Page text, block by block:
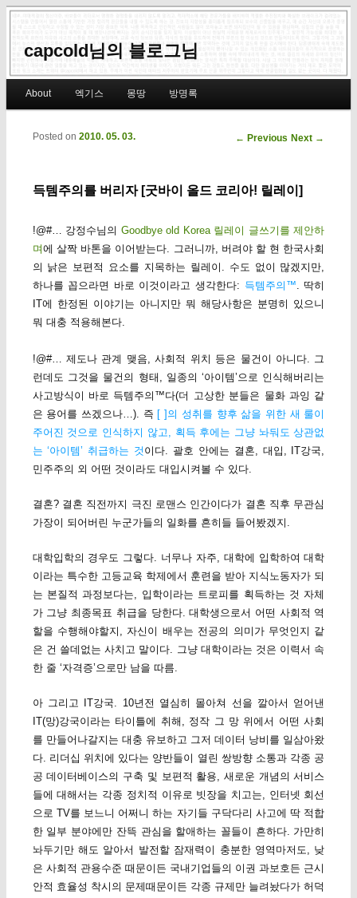
capcold님의 블로그님
Skip to primary content
Skip to secondary content
About 엑기스 몽땅 방명록
Post navigation
← Previous Next →
득템주의를 버리자 [굿바이 올드 코리아! 릴레이]
Posted on 2010. 05. 03.
!@#… 강정수님의 Goodbye old Korea 릴레이 글쓰기를 제안하
며에 살짝 바톤을 이어받는다. 그러니까, 버려야 할 현 한국사회
의 낡은 보편적 요소를 지목하는 릴레이. 수도 없이 많겠지만,
하나를 꼽으라면 바로 이것이라고 생각한다: 득템주의™ . 딱히
IT에 한정된 이야기는 아니지만 뭐 해당사항은 분명히 있으니
뭐 대충 적용해본다.
!@#… 제도나 관계 맺음, 사회적 위치 등은 물건이 아니다. 그
런데도 그것을 물건의 형태, 일종의 ‘아이템’으로 인식해버리는
사고방식이 바로 득템주의™다(더 고상한 분들은 물화 과잉 같
은 용어를 쓰겠으나…). 즉 [ ]의 성취를 향후 삶을 위한 새 룰이
주어진 것으로 인식하지 않고, 획득 후에는 그냥 놔둬도 상관없
는 ‘아이템’ 취급하는 것 이다. 괄호 안에는 결혼, 대입, IT강국,
민주주의 외 어떤 것이라도 대입시켜볼 수 있다.
결혼? 결혼 직전까지 극진 로맨스 인간이다가 결혼 직후 무관심
가장이 되어버린 누군가들의 일화를 흔히들 들어봤겠지.
대학입학의 경우도 그렇다. 너무나 자주, 대학에 입학하여 대학
이라는 특수한 고등교육 학제에서 훈련을 받아 지식노동자가 되
는 본질적 과정보다는, 입학이라는 트로피를 획득하는 것 자체
가 그냥 최종목표 취급을 당한다. 대학생으로서 어떤 사회적 역
할을 수행해야할지, 자신이 배우는 전공의 의미가 무엇인지 같
은 건 쓸데없는 사치고 말이다. 그냥 대학이라는 것은 이력서 속
한 줄 ‘자격증’으로만 남을 따름.
아 그리고 IT강국. 10년전 열심히 몰아쳐 선을 깔아서 얻어낸
IT(망)강국이라는 타이틀에 취해, 정작 그 망 위에서 어떤 사회
를 만들어나갈지는 대충 유보하고 그저 데이터 낭비를 일삼아왔
다. 리더십 위치에 있다는 양반들이 열린 쌍방향 소통과 각종 공
공 데이터베이스의 구축 및 보편적 활용, 새로운 개념의 서비스
들에 대해서는 각종 정치적 이유로 빗장을 치고는, 인터넷 회선
으로 TV를 보느니 어쩌니 하는 자기들 구닥다리 사고에 딱 적합
한 일부 분야에만 잔뜩 관심을 할애하는 꼴들이 흔하다. 가만히
놔두기만 해도 알아서 발전할 잠재력이 충분한 영역마저도, 낮
은 사회적 관용수준 때문이든 국내기업들의 이권 과보호든 근시
안적 효율성 착시의 문제때문이든 각종 규제만 늘려놨다가 허덕